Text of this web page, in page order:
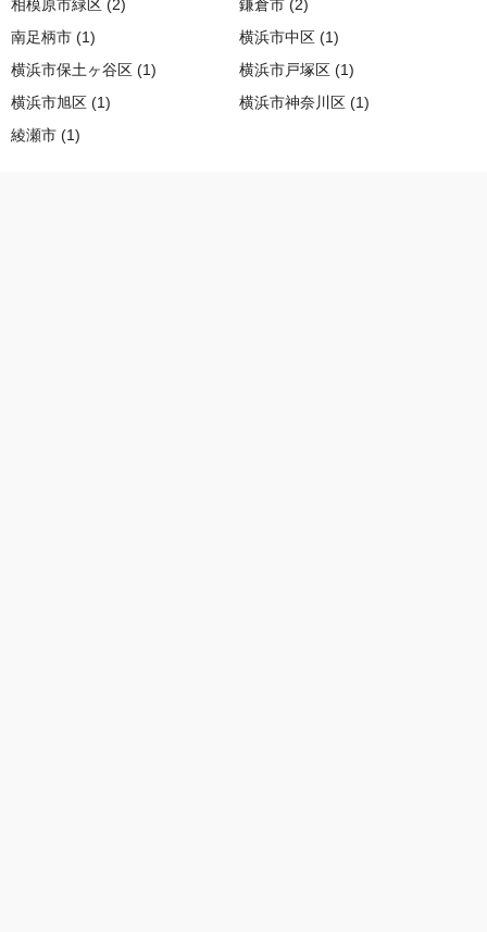
相模原市緑区 (2) 鎌倉市 (2)
南足柄市 (1) 横浜市中区 (1)
横浜市保土ヶ谷区 (1) 横浜市戸塚区 (1)
横浜市旭区 (1) 横浜市神奈川区 (1)
綾瀬市 (1)